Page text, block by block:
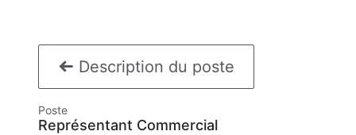
Description du poste
Poste
Représentant Commercial